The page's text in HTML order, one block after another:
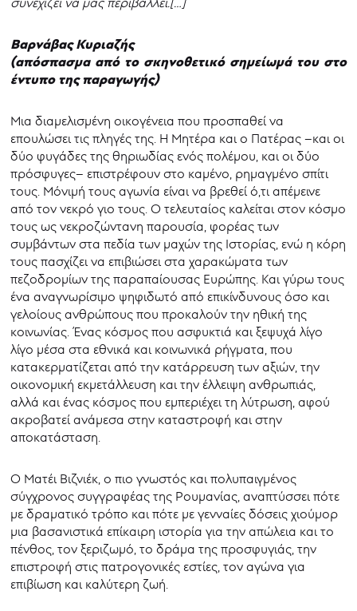
Βαρνάβας Κυριαζής
(απόσπασμα από το σκηνοθετικό σημείωμά του στο
έντυπο της παραγωγής)
Μια διαμελισμένη οικογένεια που προσπαθεί να
επουλώσει τις πληγές της. Η Μητέρα και ο Πατέρας –και οι
δύο φυγάδες της θηριωδίας ενός πολέμου, και οι δύο
πρόσφυγες– επιστρέφουν στο καμένο, ρημαγμένο σπίτι
τους. Μόνιμή τους αγωνία είναι να βρεθεί ό,τι απέμεινε
από τον νεκρό γιο τους. Ο τελευταίος καλείται στον κόσμο
τους ως νεκροζώντανη παρουσία, φορέας των
συμβάντων στα πεδία των μαχών της Ιστορίας, ενώ η κόρη
τους πασχίζει να επιβιώσει στα χαρακώματα των
πεζοδρομίων της παραπαίουσας Ευρώπης. Και γύρω τους
ένα αναγνωρίσιμο ψηφιδωτό από επικίνδυνους όσο και
γελοίους ανθρώπους που προκαλούν την ηθική της
κοινωνίας. Ένας κόσμος που ασφυκτιά και ξεψυχά λίγο
λίγο μέσα στα εθνικά και κοινωνικά ρήγματα, που
κατακερματίζεται από την κατάρρευση των αξιών, την
οικονομική εκμετάλλευση και την έλλειψη ανθρωπιάς,
αλλά και ένας κόσμος που εμπεριέχει τη λύτρωση, αφού
ακροβατεί ανάμεσα στην καταστροφή και στην
αποκατάσταση.
Ο Ματέι Βιζνιέκ, ο πιο γνωστός και πολυπαιγμένος
σύγχρονος συγγραφέας της Ρουμανίας, αναπτύσσει πότε
με δραματικό τρόπο και πότε με γενναίες δόσεις χιούμορ
μια βασανιστικά επίκαιρη ιστορία για την απώλεια και το
πένθος, τον ξεριζωμό, το δράμα της προσφυγιάς, την
επιστροφή στις πατρογονικές εστίες, τον αγώνα για
επιβίωση και καλύτερη ζωή.